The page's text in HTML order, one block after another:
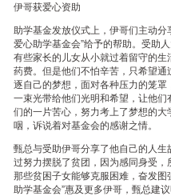
伊哥获爱心资助
助学基金发放仪式上，伊哥们主动
爱心助学基金会”给予的帮助。受助
有些家长的儿女从小就过着留守的
药费。但是他们不怕辛苦，只希望
逐自己的梦想，面对各种压力的笼罩
一束光带给他们光明和希望，让他
们的一片苦心，努力考上了梦想的
咽，诉说着对基金会的感谢之情。
甄总与受助伊哥分享了他自己的人
过努力摆脱了贫团，因为感同身受
那些贫困子女能够克服困难，奋发
助学基金会”惠及更多伊哥，甄总建